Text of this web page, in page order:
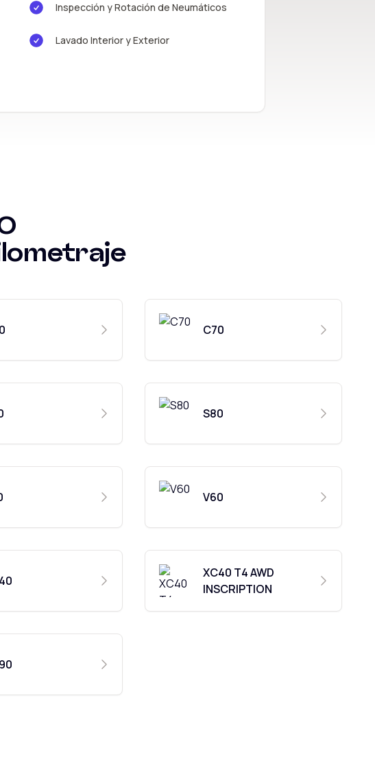
Inspección y Rotación de Neumáticos
Lavado Interior y Exterior
C70
S80
V60
XC40 T4 AWD
INSCRIPTION